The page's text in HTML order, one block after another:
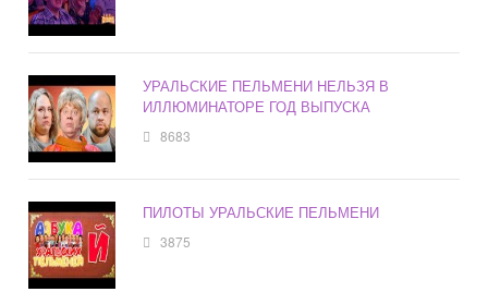
УРАЛЬСКИЕ ПЕЛЬМЕНИ НЕЛЬЗЯ В
ИЛЛЮМИНАТОРЕ ГОД ВЫПУСКА
8683
ПИЛОТЫ УРАЛЬСКИЕ ПЕЛЬМЕНИ
3875